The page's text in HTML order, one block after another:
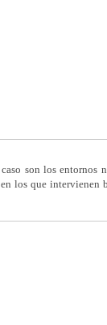
son los entornos
los que intervienen